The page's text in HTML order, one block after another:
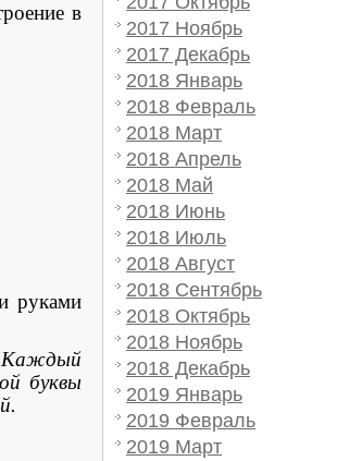
в
руками
Каждый
буквы
2017 Ноябрь
2017 Декабрь
2018 Январь
2018 Февраль
2018 Март
2018 Апрель
2018 Май
2018 Июнь
2018 Июль
2018 Август
2018 Сентябрь
2018 Октябрь
2018 Ноябрь
2018 Декабрь
2019 Январь
2019 Февраль
2019 Март